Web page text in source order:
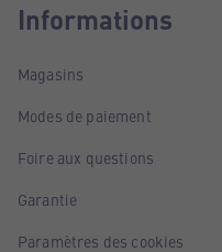
Informations
Magasins
Modes de paiement
Foire aux questions
Garantie
Paramètres des cookies